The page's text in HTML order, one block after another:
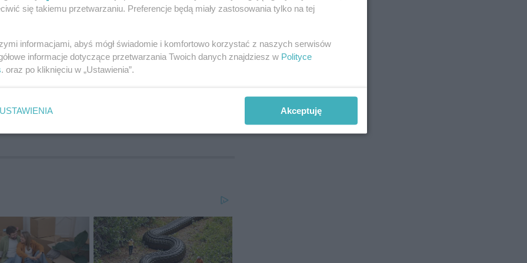
za zachowanie psa spoczywa nie tylko na jego
momencie sprawuje nad nim opiekę.
się takiemu przetwarzaniu. Preferencje będą miały zastosowania tylko na tej
informacjami, abyś mógł świadomie i komfortowo korzystać z naszych serwisów
informacje dotyczące przetwarzania Twoich danych znajdziesz w Polityce
. oraz po kliknięciu w „Ustawienia”.
USTAWIENIA Akceptuję